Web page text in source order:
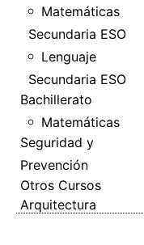
Matemáticas
Secundaria ESO
Lenguaje
Secundaria ESO
Bachillerato
Matemáticas
Seguridad y
Prevención
Otros Cursos
Arquitectura